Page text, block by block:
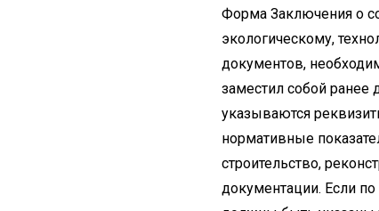
Форма Заключения о
экологическому,
документов,
заместил собой
указываются
нормативные
строительство,
документации. Если